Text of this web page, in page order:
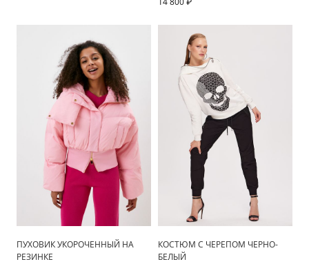
ПУХОВИК УКОРОЧЕННЫЙ НА
РЕЗИНКЕ
КОСТЮМ С ЧЕРЕПОМ ЧЕРНО-
БЕЛЫЙ